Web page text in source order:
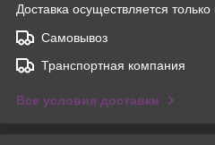
Доставка осуществляется
Самовывоз
Транспортная компания
Все условия доставки